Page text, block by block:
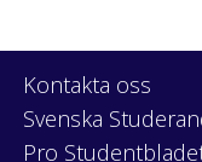
Kontakta oss
Svenska
Pro